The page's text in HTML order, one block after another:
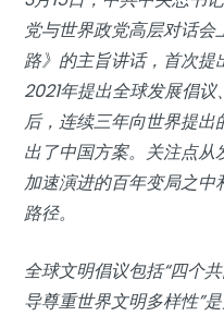
党与世界政党高层对话
路》的主旨讲话，首次提
2021年提出全球发展倡
后，连续三年向世界提出
出了中国方案。关注点
加速演进的百年变局之中
路径。
全球文明倡议包括“四个
导尊重世界文明多样性”